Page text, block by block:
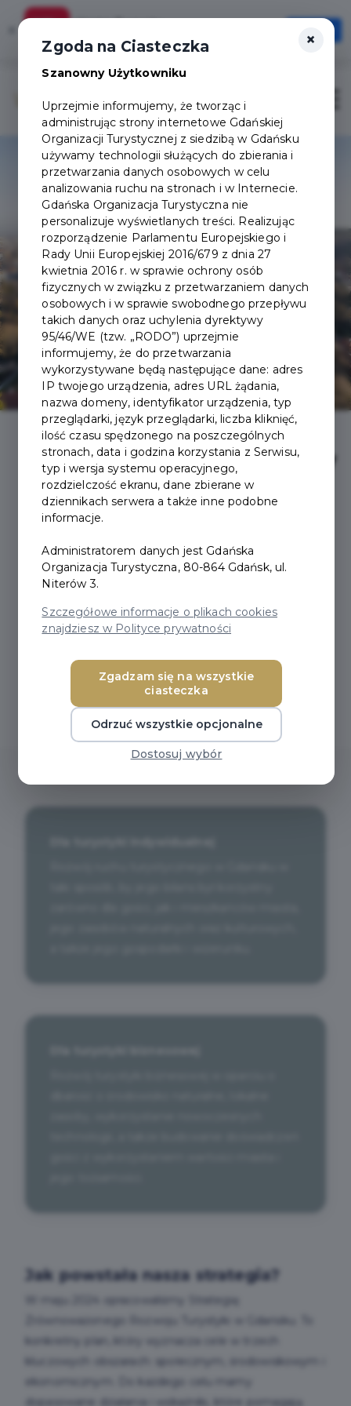
Szybciej, wygodniej, zawsze pod ręką
Otwórz
Zrównoważony
rozwój
turystyki w
Gdańsku
Jak powstała nasza strategia?
kluczowych obszarach: społecznym, środowiskowym i
ekonomicznym. Do każdego celu mamy
dopasowane działania i wskaźniki, które pomagają
×
Zgoda na Ciasteczka
Szanowny Użytkowniku
Uprzejmie informujemy, że tworząc i
administrując strony internetowe Gdańskiej
Organizacji Turystycznej z siedzibą w Gdańsku
używamy technologii służących do zbierania i
przetwarzania danych osobowych w celu
analizowania ruchu na stronach i w Internecie.
Gdańska Organizacja Turystyczna nie
personalizuje wyświetlanych treści. Realizując
rozporządzenie Parlamentu Europejskiego i
Rady Unii Europejskiej 2016/679 z dnia 27
kwietnia 2016 r. w sprawie ochrony osób
fizycznych w związku z przetwarzaniem danych
osobowych i w sprawie swobodnego przepływu
takich danych oraz uchylenia dyrektywy
95/46/WE (tzw. „RODO”) uprzejmie
informujemy, że do przetwarzania
wykorzystywane będą następujące dane: adres
IP twojego urządzenia, adres URL żądania,
nazwa domeny, identyfikator urządzenia, typ
przeglądarki, język przeglądarki, liczba kliknięć,
ilość czasu spędzonego na poszczególnych
stronach, data i godzina korzystania z Serwisu,
typ i wersja systemu operacyjnego,
rozdzielczość ekranu, dane zbierane w
dziennikach serwera a także inne podobne
informacje.
Administratorem danych jest Gdańska
Organizacja Turystyczna, 80-864 Gdańsk, ul.
Niterów 3.
Szczegółowe informacje o plikach cookies
znajdziesz w Polityce prywatności
Zgadzam się na wszystkie
ciasteczka
Odrzuć wszystkie opcjonalne
Dostosuj wybór